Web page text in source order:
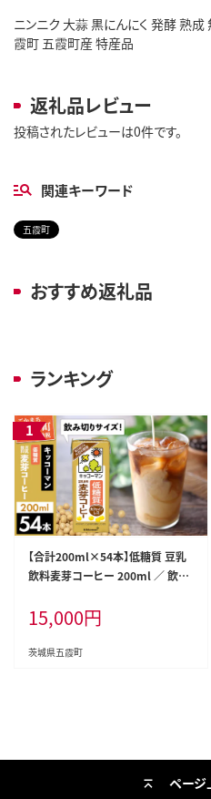
ニンニク 大蒜 黒にんにく 発酵 熟
霞町 五霞町産 特産品
返礼品レビュー
投稿されたレビューは0件です。
関連キーワード
五霞町
おすすめ返礼品
ランキング
【合計200ml×54本】低糖質 豆乳
飲料麦芽コーヒー 200ml ／ 飲料
豆乳飲料 大豆 パック セット 飲み
切り 低糖質 茨城県 五霞町【価格改
定】
15,000円
茨城県五霞町
ページ